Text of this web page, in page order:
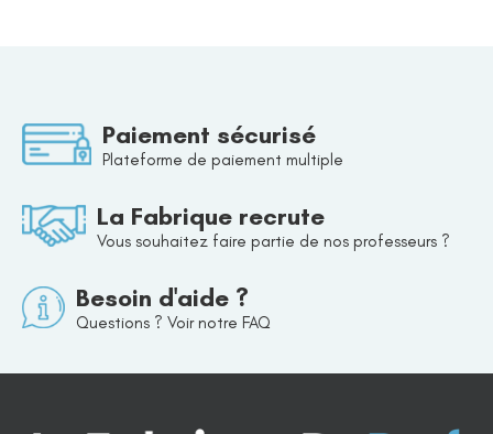
Paiement sécurisé
Plateforme de paiement multiple
La Fabrique recrute
Vous souhaitez faire partie de nos professeurs ?
Besoin d'aide ?
Questions ? Voir notre FAQ